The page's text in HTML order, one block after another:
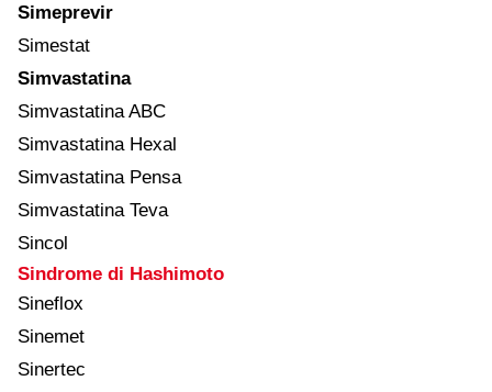
Simeprevir
Simestat
Simvastatina
Simvastatina ABC
Simvastatina Hexal
Simvastatina Pensa
Simvastatina Teva
Sincol
Sindrome di Hashimoto
Sineflox
Sinemet
Sinertec